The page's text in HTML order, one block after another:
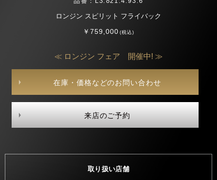
ロンジン スピリット フライバック
￥759,000(税込)
≪ ロンジン フェア 開催中! ≫
在庫・価格などのお問い合わせ
来店のご予約
取り扱い店舗